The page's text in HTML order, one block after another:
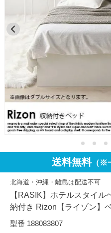
送料無料（※
北海道・沖縄・離島は配送不可
【RASIK】ホテルスタイ
納付き Rizon【ライゾン】
型番 188083807